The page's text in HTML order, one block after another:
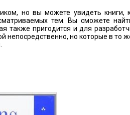
но вы можете увидеть книги,
тем. Вы сможете
также пригодится и для
непосредственно, но которые в то